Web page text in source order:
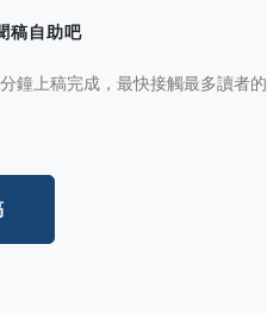
稿自助吧
鐘上稿完成，最快接觸最多讀者的